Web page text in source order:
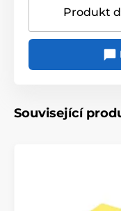
Produkt
Související